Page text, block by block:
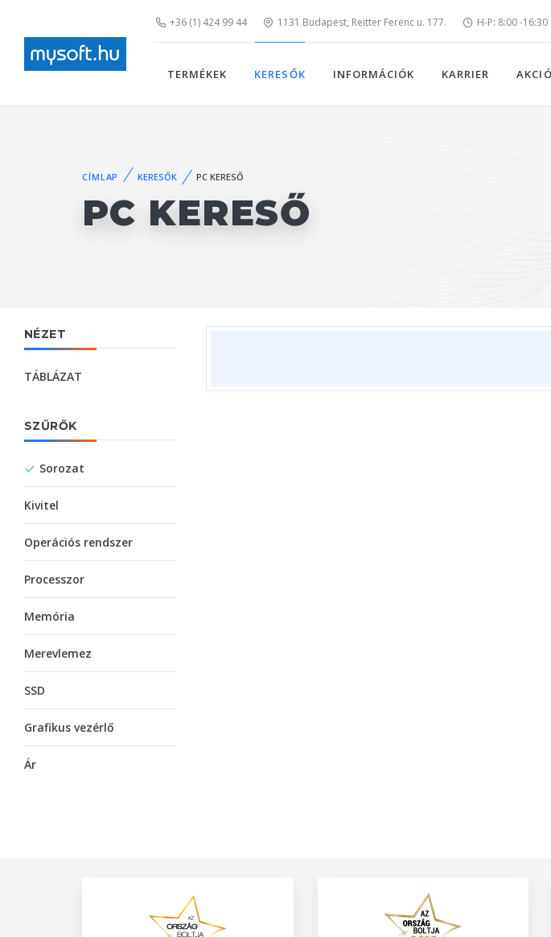
+36 (1) 424 99 44 1131 Budapest, Reitter Ferenc u. 177. H-P: 8:00 -16:30
TERMÉKEK KERESŐK INFORMÁCIÓK KARRIER
CÍMLAP KERESŐK PC KERESŐ
PC KERESŐ
NÉZET
TÁBLÁZAT
SZŰRŐK
Sorozat
Kivitel
Operációs rendszer
Processzor
Memória
Merevlemez
SSD
Grafikus vezérlő
Ár